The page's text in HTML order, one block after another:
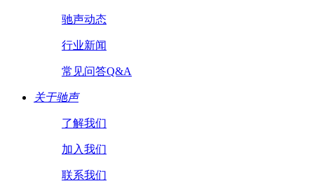
驰声动态
行业新闻
常见问答Q&A
关于驰声
了解我们
加入我们
联系我们